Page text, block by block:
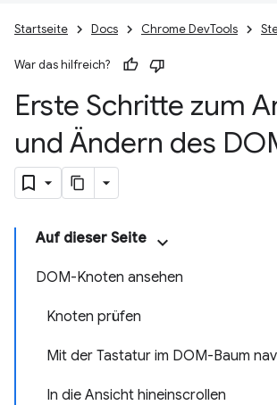
Startseite Docs Chrome DevTools
War das hilfreich?
Erste Schritte zum
und Ändern des
Auf dieser Seite
DOM-Knoten ansehen
Knoten prüfen
Mit der Tastatur im DOM-Baum
In die Ansicht hineinscrollen